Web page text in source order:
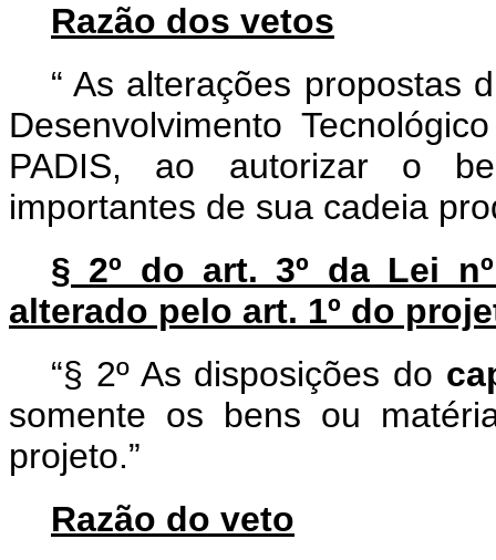
Razão dos vetos
“As alterações propostas
Desenvolvimento
PADIS, ao autorizar o
importantes de sua cadeia
§ 2º do art. 3º da Lei
alterado pelo art. 1º do
“§ 2º As disposições do
somente os bens ou
projeto.”
Razão do veto